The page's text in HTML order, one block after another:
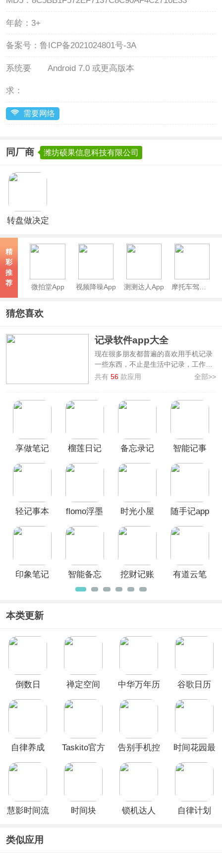
年龄： 3+
备案号： 鲁ICP备2021024801号-3A
系统要
求：
Android 7.0 或更高版本
需要网络
同厂商 潍坊硕果信息科技有限公司
转盘做决定
精
彩
推
荐
微拍堂App 视频降噪App 测测达人App
猜您喜欢
记录软件app大全
现在很多朋友都普遍的喜欢用手机记录
一些东西，不止是生活中记录，工作
中、学习中、各种活动中都可以用手机
景色，第一想到的就是把它记录下来。
记、随手记、印象笔记、智能备忘录
手机记录软件，可以让大家更加快捷的
单，让学习变得更加容易，让生活变得
共有56 款应用 全部>>
享做笔记
榴莲日记
备忘录记
智能记事
轻记事本
flomo浮墨
时光小屋
随手记app
印象笔记
智能备忘
录App
挖财记账
app
有道云笔
本类更新
倒数日 禅定空间
中华万年历
谷歌日历
自律养成
Taskito官方
告别手机控
时间花园最
慧影时间流
时间块
锁机达人
自律计划
类似应用